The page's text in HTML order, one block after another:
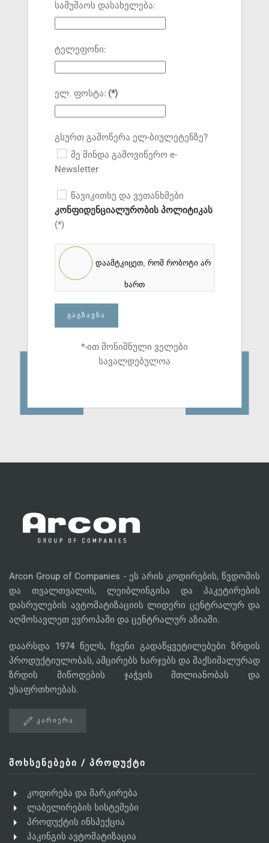
სამუშაოს დასახელება:
ტელეფონი:
ელ. ფოსტა: (*)
გსურთ გამოწერა ელ-ბიულეტენზე?
მე მინდა გამოვიწერო e-
Newsletter
წავიკითხე და ვეთანხმები
კონფიდენციალურობის პოლიტიკას
(*)
დაამტკიცეთ, რომ რობოტი არ
ხართ
ᲒᲐᲒᲖᲐᲕᲜᲐ
*-ით მონიშნული ველები
სავალდებულოა
Arcon Group of Companies - ეს არის კოდირების, წვდომის
და თვალთვალის, ლეიბლინგისა და პაკეტირების
დასრულების ავტომატიზაციის ლიდერი ცენტრალურ და
აღმოსავლეთ ევროპაში და ცენტრალურ აზიაში.
დაარსდა 1974 წელს, ჩვენი გადაწყვეტილებები ზრდის
პროდუქტიულობას, ამცირებს ხარჯებს და მაქსიმალურად
ზრდის მიწოდების ჯაჭვის მთლიანობას და
უსაფრთხოებას.
ᲙᲐᲠᲘᲔᲠᲐ
ᲛᲝᲮᲡᲔᲜᲔᲑᲔᲑᲘ / ᲞᲠᲝᲓᲣᲥᲢᲘ
კოდირება და მარკირება
ლაბელირების სისტემები
პროდუქტის ინსპექცია
პაკინგის ავტომატიზაცია